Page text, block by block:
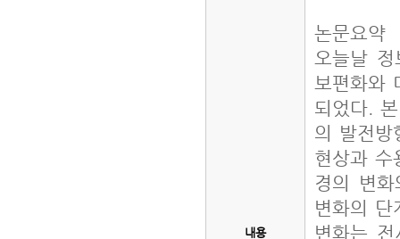
내용
논문요약
오늘날 정
보편화와
되었다.
의 발전방
현상과 수
경의 변
변화의 단
변화는